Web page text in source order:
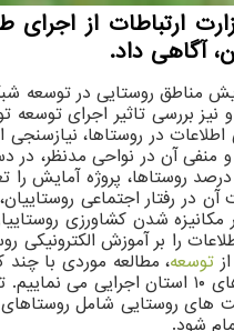
آگاهی داد.
مناطق روستایی در توسعه
در روستاها،
آن در نواحی مدنظر، در
اظهار داشت: ما نیز بعد از توسعه شبکه ملی
در رفتار اجتماعی
شدن کشاورزی
را بر آموزش الکترونیکی
توسعه
اهداف مورد انتظار مطابقت داشته یا
روستایی شامل
شود.